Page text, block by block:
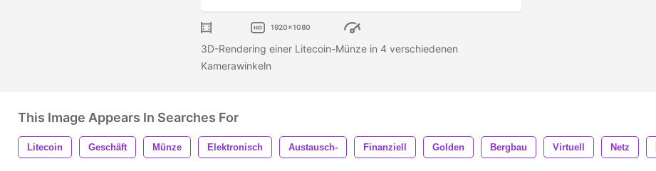
1920x1080
3D-Rendering einer Litecoin-Münze in 4 verschiedenen
Kamerawinkeln
This Image Appears In Searches For
Litecoin Geschäft Münze Elektronisch Austausch- Finanziell Golden Bergbau Virtuell Netz